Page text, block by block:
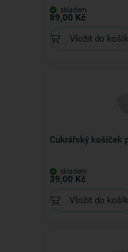
skladem
89,00 Kč
Vložit do
Cukrářský košíček
skladem
39,00 Kč
Vložit do